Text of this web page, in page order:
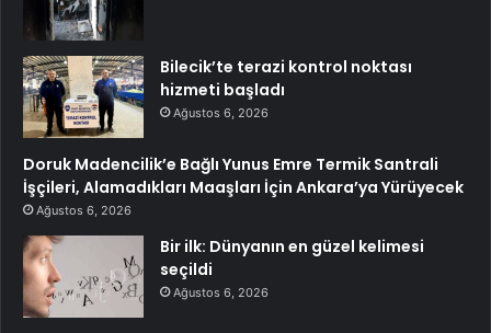
Bilecik’te terazi kontrol noktası
hizmeti başladı
Ağustos 6, 2026
Doruk Madencilik’e Bağlı Yunus Emre Termik Santrali
İşçileri, Alamadıkları Maaşları İçin Ankara’ya Yürüyecek
Ağustos 6, 2026
Bir ilk: Dünyanın en güzel kelimesi
seçildi
Ağustos 6, 2026